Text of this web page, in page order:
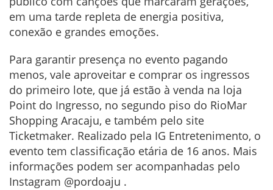
em uma tarde repleta de energia positiva,
conexão e grandes emoções.
Para garantir presença no evento pagando
menos, vale aproveitar e comprar os ingressos
do primeiro lote, que já estão à venda na loja
Point do Ingresso, no segundo piso do RioMar
Shopping Aracaju, e também pelo site
Ticketmaker. Realizado pela IG Entretenimento, o
evento tem classificação etária de 16 anos. Mais
informações podem ser acompanhadas pelo
Instagram @pordoaju .